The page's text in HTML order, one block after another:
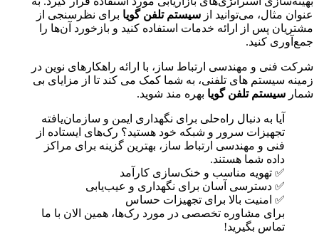
عنوان مثال، می‌توانید از سیستم تلفن گویا برای نظرسنجی از
مشتریان پس از ارائه خدمات استفاده کنید و بازخورد آن‌ها را
جمع‌آوری کنید.
شرکت فنی و مهندسی ارتباط ساز، با ارائه راهکارهای نوین در
زمینه سیستم های تلفنی، به شما کمک می کند تا از مزایای بی
شمار سیستم تلفن گویا بهره مند شوید.
آیا به دنبال راه‌حلی برای نگهداری ایمن و سازمان‌یافته
تجهیزات سرور و شبکه خود هستید؟ رک‌های ایستاده از
فنی و مهندسی ارتباط ساز، بهترین گزینه برای مراکز
داده شما هستند.
✅ تهویه مناسب و خنک‌سازی کارآمد
✅ دسترسی آسان برای نگهداری و عیب‌یابی
✅ امنیت بالا برای تجهیزات حساس
برای مشاوره تخصصی در مورد رک‌ها، همین الان با ما
تماس بگیرید!